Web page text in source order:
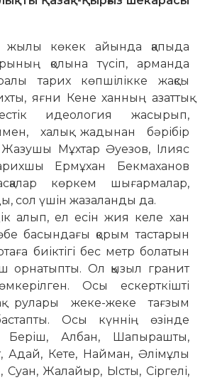
жылы көкек айында қапыда
қолына түсіп, арманда
тарих көпшілікке жақсы
яғни Кене ханның азаттық
идеология жасырып,
халық жадынан бәрі­бір
Мұхтар Әуезов, Ілияс
Ермұхан Бекмаханов
көркем шығармалар,
сол үшін жа­заланды да.
алып, ел есін жия келе хан
басындағы қорым тастарын
биіктігі бес метр болатын
орнатыпты. Ол қызыл гранит
Осы ескерткішті
рулары жеке-жеке тағзым
Осы күннің өзінде
Беріш, Албан, Шапырашты,
Адай, Кете, Найман, Әлімұлы
Суан, Жалайыр, Ысты, Сіргелі,